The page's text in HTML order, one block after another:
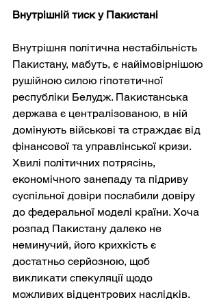
Внутрішній тиск у Пакистані
Внутрішня політична нестабільність
Пакистану, мабуть, є найімовірнішою
рушійною силою гіпотетичної
республіки Белудж. Пакистанська
держава є централізованою, в ній
домінують військові та страждає від
фінансової та управлінської кризи.
Хвилі політичних потрясінь,
економічного занепаду та підриву
суспільної довіри послабили довіру
до федеральної моделі країни. Хоча
розпад Пакистану далеко не
неминучий, його крихкість є
достатньо серйозною, щоб
викликати спекуляції щодо
можливих відцентрових наслідків.